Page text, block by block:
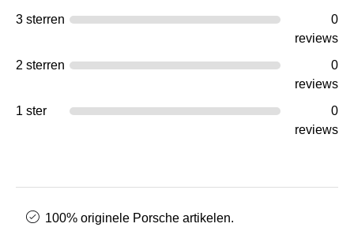
3 sterren
0
reviews
2 sterren
0
reviews
1 ster
0
reviews
100% originele Porsche artikelen.